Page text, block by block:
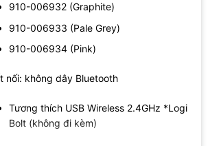
910-006932 (Graphite)
910-006933 (Pale Grey)
910-006934 (Pink)
nối: không dây Bluetooth
Tương thích USB Wireless 2.4GHz *Logi
Bolt (không đi kèm)